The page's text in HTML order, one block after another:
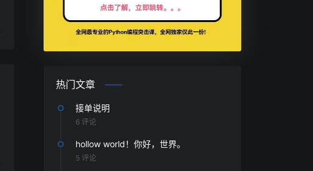
热门文章
接单说明
6 评论
hollow world！你好，世界。
5 评论